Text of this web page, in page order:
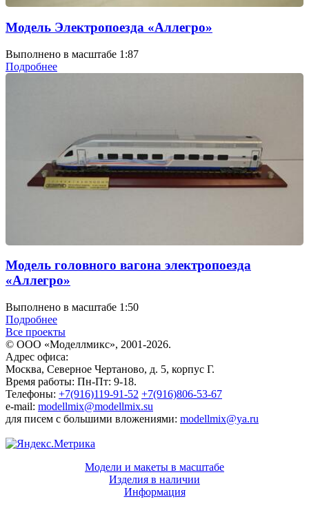
Модель Электропоезда «Аллегро»
Выполнено в масштабе 1:87
Подробнее
Модель головного вагона электропоезда
«Аллегро»
Выполнено в масштабе 1:50
Подробнее
Все проекты
© ООО «Моделлмикс», 2001-2026.
Адрес офиса:
Москва, Северное Чертаново, д. 5, корпус Г.
Время работы: Пн-Пт: 9-18.
Телефоны: +7(916)119-91-52 +7(916)806-53-67
e-mail: modellmix@modellmix.su
для писем с большими вложениями: modellmix@ya.ru
Модели и макеты в масштабе
Изделия в наличии
Информация